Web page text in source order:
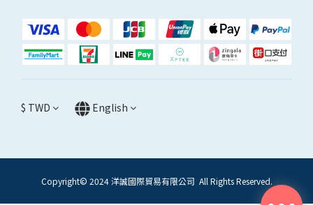
$ TWD English
Copyright© 2024 洋誠國際貿易有限公司 All Rights Reserved.